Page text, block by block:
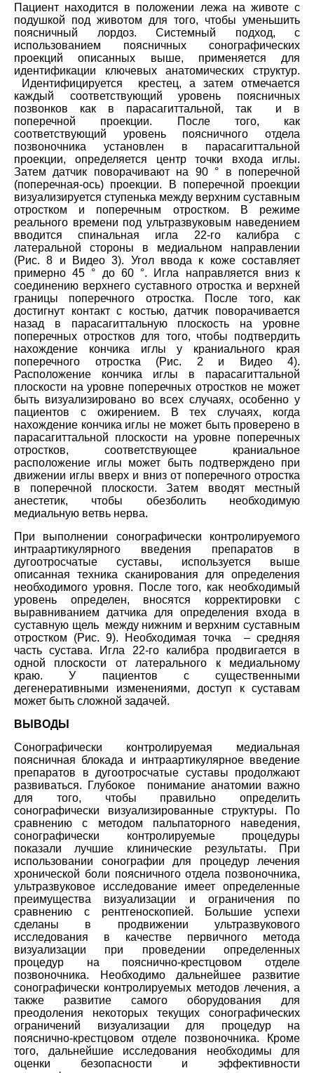
Пациент находится в положении лежа на животе с
подушкой под животом для того, чтобы уменьшить
поясничный лордоз. Системный подход, с
использованием поясничных сонографических
проекций описанных выше, применяется для
идентификации ключевых анатомических структур.
Идентифицируется крестец, а затем отмечается
каждый соответствующий уровень поясничных
позвонков как в парасагиттальной, так и в
поперечной проекции. После того, как
соответствующий уровень поясничного отдела
позвоночника установлен в парасагиттальной
проекции, определяется центр точки входа иглы.
Затем датчик поворачивают на 90 ° в поперечной
(поперечная-ось) проекции. В поперечной проекции
визуализируется ступенька между верхним суставным
отростком и поперечным отростком. В режиме
реального времени под ультразвуковым наведением
вводится спинальная игла 22-го калибра с
латеральной стороны в медиальном направлении
(Рис. 8 и Видео 3). Угол ввода к коже составляет
примерно 45 ° до 60 °. Игла направляется вниз к
соединению верхнего суставного отростка и верхней
границы поперечного отростка. После того, как
достигнут контакт с костью, датчик поворачивается
назад в парасагиттальную плоскость на уровне
поперечных отростков для того, чтобы подтвердить
нахождение кончика иглы у краниального края
поперечного отростка (Рис. 2 и Видео 4).
Расположение кончика иглы в парасагиттальной
плоскости на уровне поперечных отростков не может
быть визуализировано во всех случаях, особенно у
пациентов с ожирением. В тех случаях, когда
нахождение кончика иглы не может быть проверено в
парасагиттальной плоскости на уровне поперечных
отростков, соответствующее краниальное
расположение иглы может быть подтверждено при
движении иглы вверх и вниз от поперечного отростка
в поперечной плоскости. Затем вводят местный
анестетик, чтобы обезболить необходимую
медиальную ветвь нерва.
При выполнении сонографически контролируемого
интраартикулярного введения препаратов в
дугоотросчатые суставы, используется выше
описанная техника сканирования для определения
необходимого уровня. После того, как необходимый
уровень определен, вносятся корректировки с
выравниванием датчика для определения входа в
суставную щель между нижним и верхним суставным
отростком (Рис. 9). Необходимая точка – средняя
часть сустава. Игла 22-го калибра продвигается в
одной плоскости от латерального к медиальному
краю. У пациентов с существенными
дегенеративными изменениями, доступ к суставам
может быть сложной задачей.
ВЫВОДЫ
Сонографически контролируемая медиальная
поясничная блокада и интраартикулярное введение
препаратов в дугоотросчатые суставы продолжают
развиваться. Глубокое понимание анатомии важно
для того, чтобы правильно определить
сонографически визуализированные структуры. По
сравнению с методом пальпаторного наведения,
сонографически контролируемые процедуры
показали лучшие клинические результаты. При
использовании сонографии для процедур лечения
хронической боли поясничного отдела позвоночника,
ультразвуковое исследование имеет определенные
преимущества визуализации и ограничения по
сравнению с рентгеноскопией. Большие успехи
сделаны в продвижении ультразвукового
исследования в качестве первичного метода
визуализации при проведении определенных
процедур на пояснично-крестцовом отделе
позвоночника. Необходимо дальнейшее развитие
сонографически контролируемых методов лечения, а
также развитие самого оборудования для
преодоления некоторых текущих сонографических
ограничений визуализации для процедур на
пояснично-крестцовом отделе позвоночника. Кроме
того, дальнейшие исследования необходимы для
оценки безопасности и эффективности